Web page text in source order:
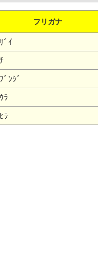
フリガナ
ﾞｲ
ﾞﾝｼﾞ
ﾗ
ﾗ